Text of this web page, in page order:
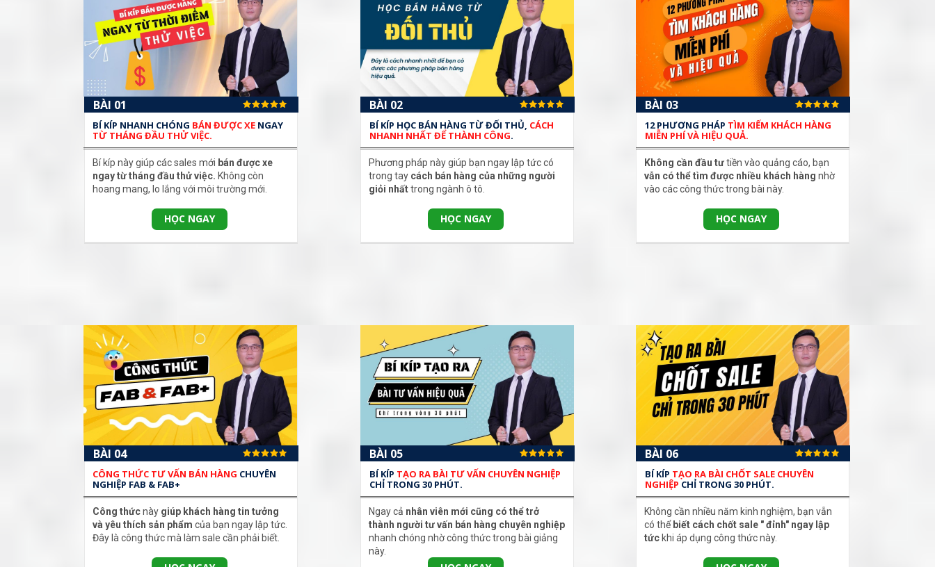
Bí kíp này giúp các sales mới bán được xe
ngay từ tháng đầu thử việc. Không còn
hoang mang, lo lắng với môi trường mới.
BÍ KÍP NHANH CHÓNG BÁN ĐƯỢC XE NGAY
TỪ THÁNG ĐẦU THỬ VIỆC.
BÀI 01
HỌC NGAY
Phương pháp này giúp bạn ngay lập tức có
trong tay cách bán hàng của những người
giỏi nhấttrong ngành ô tô.
BÍ KÍP HỌC BÁN HÀNG TỪ ĐỐI THỦ, CÁCH
NHANH NHẤT ĐỂ THÀNH CÔNG.
BÀI 02
HỌC NGAY
Không cần đầu tưtiền vào quảng cáo, bạn
vẫn có thể tìm được nhiều khách hàng nhờ
vào các công thức trong bài này.
12 PHƯƠNG PHÁP TÌM KIẾM KHÁCH HÀNG
MIỄN PHÍ VÀ HIỆU QUẢ.
BÀI 03
HỌC NGAY
Công thứcnày giúp khách hàng tin tưởng
và yêu thích sản phẩm của bạn ngay lập tức.
Đây là công thức mà làm sale cần phải biết.
CÔNG THỨC TƯ VẤN BÁN HÀNG CHUYÊN
NGHIỆP FAB & FAB+
BÀI 04
Ngay cả nhân viên mới cũng có thể trở
thành người tư vấn bán hàng chuyên nghiệp
nhanh chóng nhờ công thức trong bài giảng
này.
BÍ KÍP TẠO RA BÀI TƯ VẤN CHUYÊN NGHIỆP
CHỈ TRONG 30 PHÚT.
BÀI 05
Không cần nhiều năm kinh nghiệm, bạn vẫn
có thể biết cách chốt sale " đỉnh" ngay lập
tức khi áp dụng công thức này.
BÍ KÍP TẠO RA BÀI CHỐT SALE CHUYÊN
NGHIỆP CHỈ TRONG 30 PHÚT.
BÀI 06